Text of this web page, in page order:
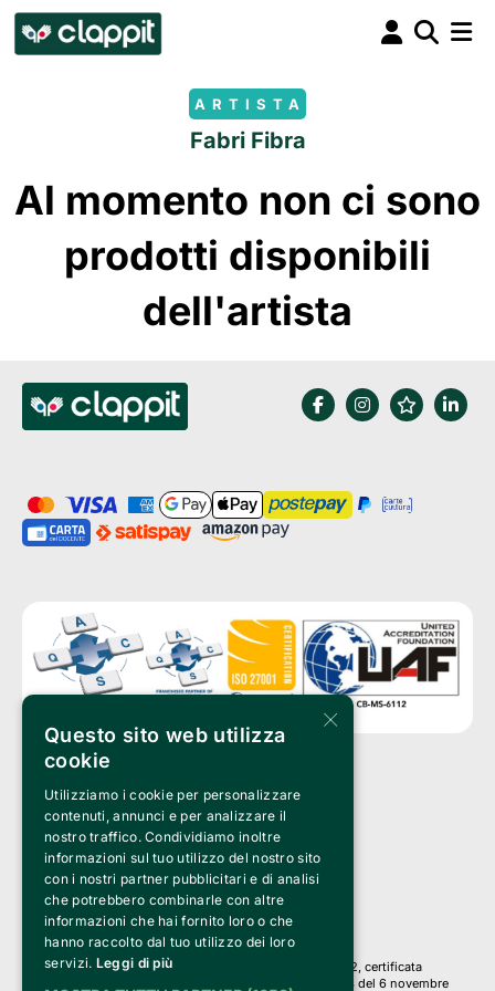
ARTISTA
Fabri Fibra
Al momento non ci sono
prodotti disponibili
dell'artista
Clappit è un marchio di proprietà di:
Bemils Srl
a Socio Unico
Via Fosse Ardeatine, 4 -20092 Cinisello Balsamo (MI)
PI 05589050961
Iscr. C.C.I.A.A. Milano R.E.A. 1833471
© 2010-2025 Bemils Srl - Tutti i diritti riservati
Credits:
Clappit è basato sulla piattaforma di biglietteria Belive 6.2, certificata
dall’Agenzia delle Entrate con protocollo n. 2025/445474 del 6 novembre
×
Questo sito web utilizza
cookie
Utilizziamo i cookie per personalizzare
contenuti, annunci e per analizzare il
nostro traffico. Condividiamo inoltre
informazioni sul tuo utilizzo del nostro sito
con i nostri partner pubblicitari e di analisi
che potrebbero combinarle con altre
informazioni che hai fornito loro o che
hanno raccolto dal tuo utilizzo dei loro
servizi. Leggi di più